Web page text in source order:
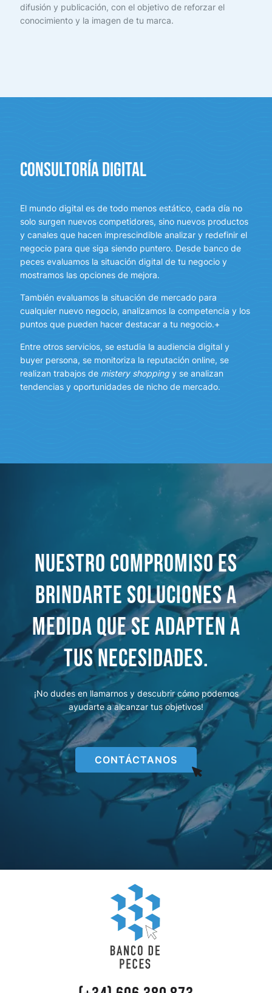
difusión y publicación, con el objetivo de reforzar el
conocimiento y la imagen de tu marca.
Consultoría digital
El mundo digital es de todo menos estático, cada día no
solo surgen nuevos competidores, sino nuevos productos
y canales que hacen imprescindible analizar y redefinir el
negocio para que siga siendo puntero. Desde banco de
peces evaluamos la situación digital de tu negocio y
mostramos las opciones de mejora.
También evaluamos la situación de mercado para
cualquier nuevo negocio, analizamos la competencia y los
puntos que pueden hacer destacar a tu negocio.+
Entre otros servicios, se estudia la audiencia digital y
buyer persona, se monitoriza la reputación online, se
realizan trabajos de mistery shoppingy se analizan
tendencias y oportunidades de nicho de mercado.
Nuestro compromiso es
brindarte soluciones a
medida que se adapten a
tus necesidades.
¡No dudes en llamarnos y descubrir cómo podemos
ayudarte a alcanzar tus objetivos!
CONTÁCTANOS